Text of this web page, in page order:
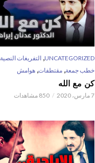
UNCATEGORIZED التفريغات النصية
خطب جمعة مقتطفات هوامش
كن مع الله
7 مارس، 2020 850 مشاهدات